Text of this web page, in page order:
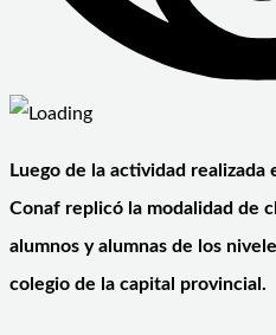
Luego de la actividad realizada
Conaf replicó la modalidad de
alumnos y alumnas de los
colegio de la capital provincial.